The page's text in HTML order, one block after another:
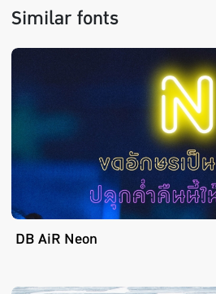
Similar fonts
DB AiR Neon